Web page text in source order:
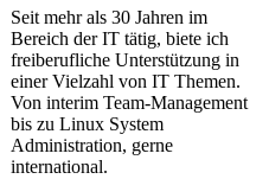
Seit mehr als 30 Jahren im
Bereich der IT tätig, biete ich
freiberufliche Unterstützung in
einer Vielzahl von IT Themen.
Von interim Team-Management
bis zu Linux System
Administration, gerne
international.